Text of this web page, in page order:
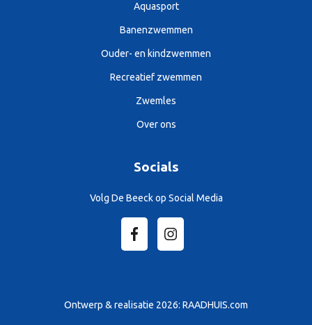
Aquasport
Banenzwemmen
Ouder- en kindzwemmen
Recreatief zwemmen
Zwemles
Over ons
Socials
Volg De Beeck op Social Media
Ontwerp & realisatie 2026: RAADHUIS.com